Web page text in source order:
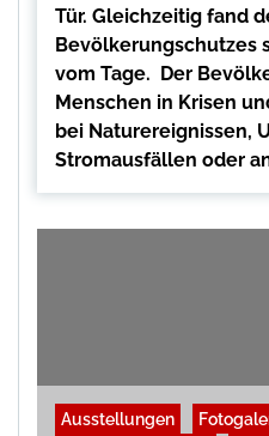
Tür. Gleichzeitig fand
Bevölkerungschutzes
vom Tage. Der
Menschen in Krisen
bei Naturereignissen,
Stromausfällen oder
Ausstellungen